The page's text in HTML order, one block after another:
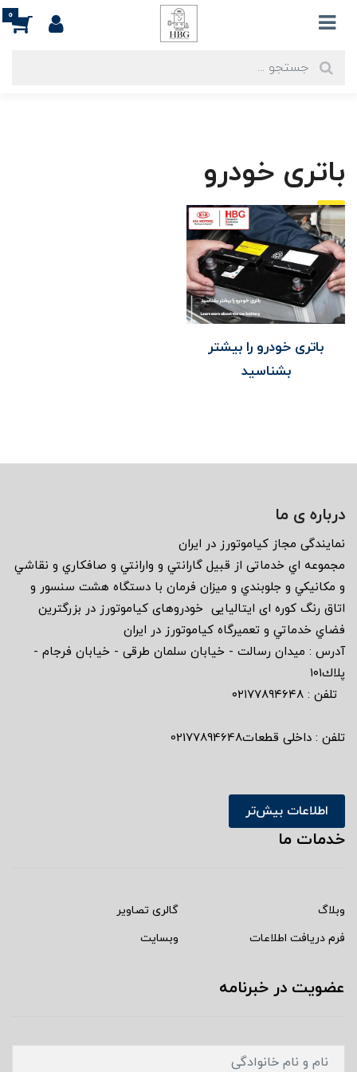
0
باتری خودرو
باتری خودرو را بیشتر
بشناسید
درباره ی ما
نمايندگى مجاز كياموتورز در ايران
مجموعه اي خدماتى از قبيل گارانتي و وارانتي و صافكاري و نقاشي
و مكانيكي و جلوبندي و ميزان فرمان با دستگاه هشت سنسور و
اتاق رنگ كوره اى ايتاليايى خودروهاى كياموتورز در بزرگترين
فضاي خدماتي و تعميرگاه كياموتورز در ايران
آدرس : ميدان رسالت - خيابان سلمان طرقى - خيابان فرجام -
پلاك١٠١
تلفن : ٠٢١٧٧٨٩٤٦٤٨
تلفن : داخلی قطعات02177894648
اطلاعات بیش‌تر
خدمات ما
وبلاگ
گالری تصاویر
فرم دریافت اطلاعات
وبسایت
عضویت در خبرنامه